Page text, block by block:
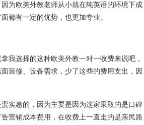
为欧美外教老师从小就在纯英语的环境下成
都有一定的优势，也更加专业。
我选择的这种欧美外教一对一收费来说吧，
装修、设备需求，少了这些的费用支出，因
实惠的，因为主要是因为这家采取的是口碑
营销成本费用，在收费上一直走的是亲民路